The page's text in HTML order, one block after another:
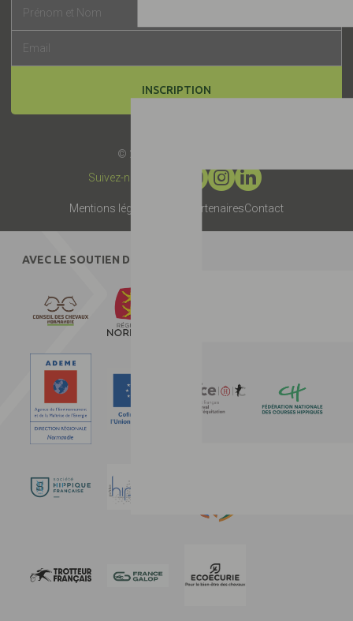
INSCRIPTION
© 2019 -
Suivez-nous :
Mentions légales PartenairesContact
AVEC LE SOUTIEN DE :